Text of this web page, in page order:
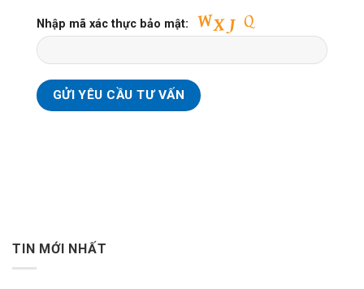
Nhập mã xác thực bảo mật:
TIN MỚI NHẤT